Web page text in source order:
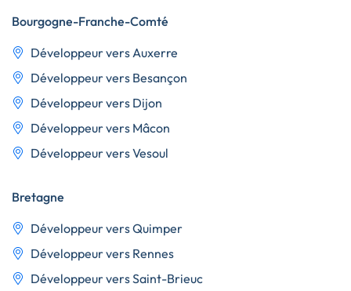
Bourgogne-Franche-Comté
Développeur vers Auxerre
Développeur vers Besançon
Développeur vers Dijon
Développeur vers Mâcon
Développeur vers Vesoul
Bretagne
Développeur vers Quimper
Développeur vers Rennes
Développeur vers Saint-Brieuc